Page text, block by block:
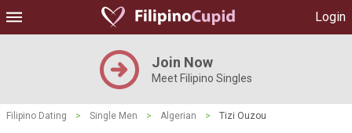
Login
Join Now
Meet Filipino Singles
Filipino Dating > Single Men > Algerian > Tizi Ouzou